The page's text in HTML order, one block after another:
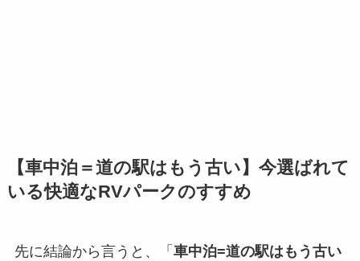
【車中泊＝道の駅はもう古い】今選ばれて
いる快適なRVパークのすすめ
先に結論から言うと、「 車中泊=道の駅はもう古い